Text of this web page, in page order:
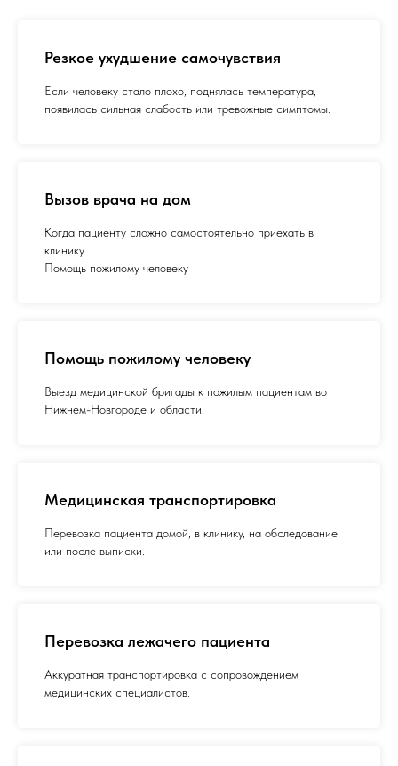
Резкое ухудшение самочувствия
Если человеку стало плохо, поднялась температура,
появилась сильная слабость или тревожные симптомы.
Вызов врача на дом
Когда пациенту сложно самостоятельно приехать в
клинику.
Помощь пожилому человеку
Помощь пожилому человеку
Выезд медицинской бригады к пожилым пациентам во
Нижнем-Новгороде и области.
Медицинская транспортировка
Перевозка пациента домой, в клинику, на обследование
или после выписки.
Перевозка лежачего пациента
Аккуратная транспортировка с сопровождением
медицинских специалистов.